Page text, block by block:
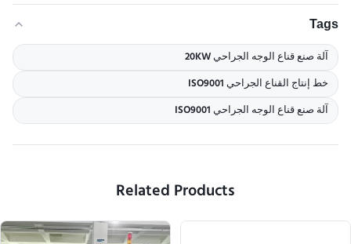
Tags
آلة صنع قناع الوجه الجراحي 20KW
خط إنتاج القناع الجراحي ISO9001
آلة صنع قناع الوجه الجراحي ISO9001
Related Products